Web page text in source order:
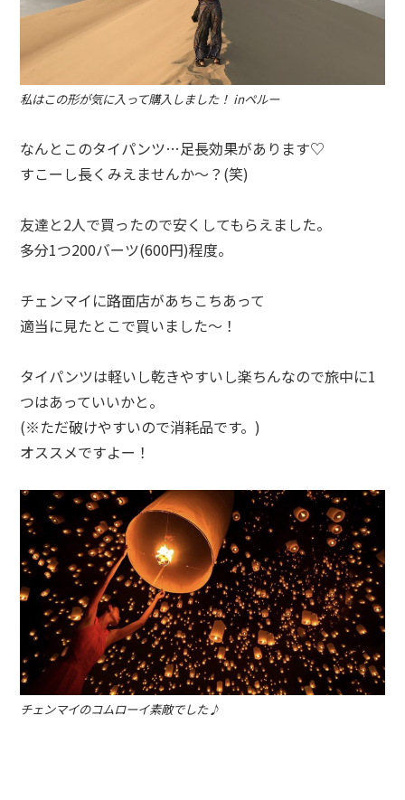
私はこの形が気に入って購入しました！ inペルー
なんとこのタイパンツ…足長効果があります♡
すこーし長くみえませんか～？(笑)
友達と2人で買ったので安くしてもらえました。
多分1つ200バーツ(600円)程度。
チェンマイに路面店があちこちあって
適当に見たとこで買いました～！
タイパンツは軽いし乾きやすいし楽ちんなので旅中に1
つはあっていいかと。
(※ただ破けやすいので消耗品です。)
オススメですよー！
チェンマイのコムローイ素敵でした♪